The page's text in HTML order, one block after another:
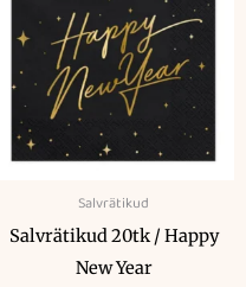
Salvrätikud
Salvrätikud 20tk / Happy
New Year